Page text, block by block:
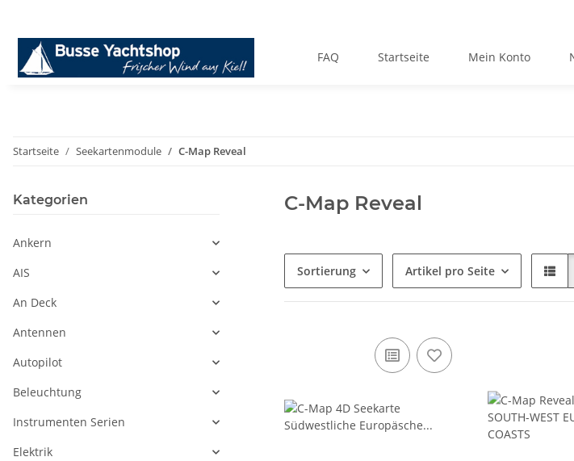
FAQ Startseite Mein Konto
Startseite Seekartenmodule C-Map Reveal
C-Map Reveal
Sortierung Artikel pro Seite
Kategorien
Ankern
AIS
An Deck
Antennen
Autopilot
Beleuchtung
Instrumenten Serien
Elektrik